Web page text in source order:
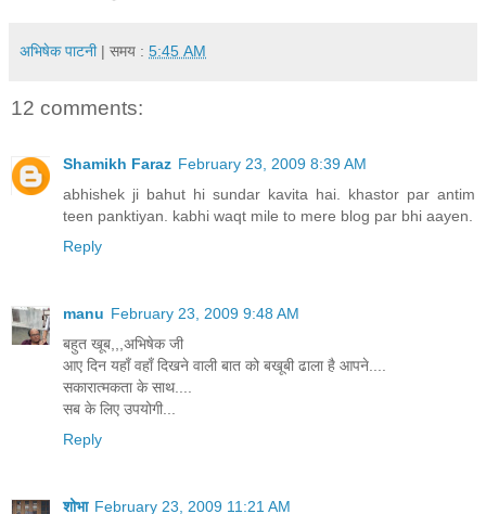
अभिषेक पाटनी | समय : 5:45 AM
12 comments:
Shamikh Faraz February 23, 2009 8:39 AM
abhishek ji bahut hi sundar kavita hai. khastor par antim
teen panktiyan. kabhi waqt mile to mere blog par bhi aayen.
Reply
manu February 23, 2009 9:48 AM
बहुत खूब,,,अभिषेक जी
आए दिन यहाँ वहाँ दिखने वाली बात को बखूबी ढाला है आपने....
सकारात्मकता के साथ....
सब के लिए उपयोगी...
Reply
शोभा February 23, 2009 11:21 AM